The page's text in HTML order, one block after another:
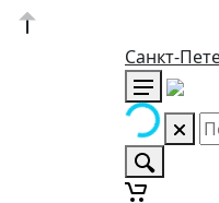
Санкт-